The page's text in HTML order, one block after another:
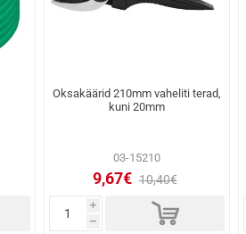
Oksakäärid 210mm vaheliti terad,
kuni 20mm
03-15210
9,67€ 10,40€
i
h d